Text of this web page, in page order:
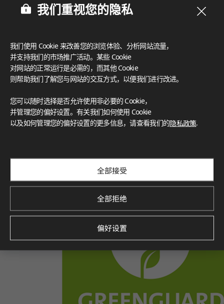
我们重视您的隐私
我们使用 Cookie 来改善您的浏览体验、分析网站流量，
并支持我们的市场推广活动。某些 Cookie
对网站的正常运行是必需的，而其他 Cookie
则帮助我们了解您与网站的交互方式，以便我们进行改进。
您可以随时选择是否允许使用非必要的 Cookie，
并管理您的偏好设置。有关我们如何使用 Cookie
以及如何管理您的偏好设置的更多信息，请查看我们的隐私政策.
全部接受
全部拒绝
偏好设置